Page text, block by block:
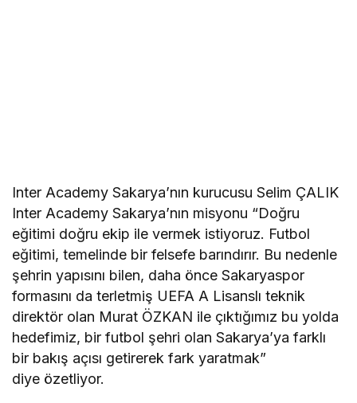
Inter Academy Sakarya’nın kurucusu Selim ÇALIK
Inter Academy Sakarya’nın misyonu “Doğru
eğitimi doğru ekip ile vermek istiyoruz. Futbol
eğitimi, temelinde bir felsefe barındırır. Bu nedenle
şehrin yapısını bilen, daha önce Sakaryaspor
formasını da terletmiş UEFA A Lisanslı teknik
direktör olan Murat ÖZKAN ile çıktığımız bu yolda
hedefimiz, bir futbol şehri olan Sakarya’ya farklı
bir bakış açısı getirerek fark yaratmak”
diye özetliyor.